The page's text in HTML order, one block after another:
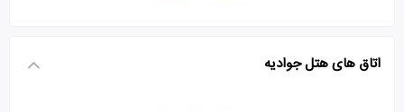
اتاق های هتل جوادیه